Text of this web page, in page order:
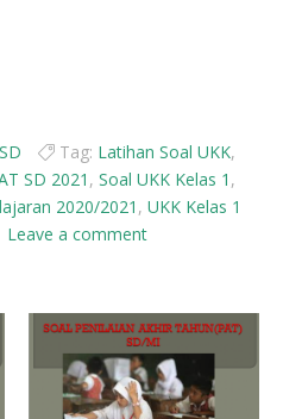
SD Tag: Latihan Soal UKK,
SD 2021 , Soal UKK Kelas 1 ,
2020/2021 , UKK Kelas 1
Leave a comment